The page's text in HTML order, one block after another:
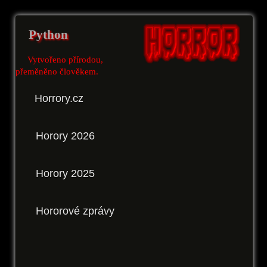
Python
Vytvořeno přírodou,
přeměněno člověkem.
Horrory.cz
Horory 2026
Horory 2025
Hororové zprávy